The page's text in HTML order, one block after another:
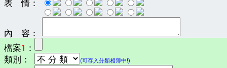
表 情：
內 容：
檔案1 ：
類別：
(可存入分類相簿中!)